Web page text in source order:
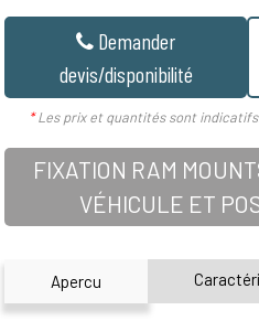
Demander
devis/disponibilité
*Les prix et quantités sont
FIXATION RAM
VÉHICULE ET
Apercu